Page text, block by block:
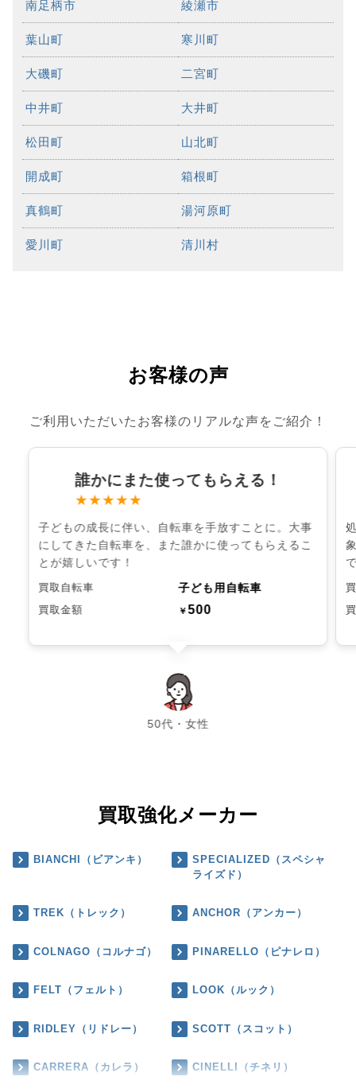
南足柄市 綾瀬市
葉山町 寒川町
大磯町 二宮町
中井町 大井町
松田町 山北町
開成町 箱根町
真鶴町 湯河原町
愛川町 清川村
お客様の声
ご利用いただいたお客様のリアルな声をご紹介！
誰かにまた使ってもらえる！
★★★★★
子どもの成長に伴い、自転車を手放すことに。大事
にしてきた自転車を、また誰かに使ってもらえるこ
とが嬉しいです！
買取自転車 子ども用自転車
買取金額 ￥500
50代・女性
chevron_left chevron_right
買取強化メーカー
BIANCHI（ビアンキ）
SPECIALIZED（スペシャ
ライズド）
TREK（トレック） ANCHOR（アンカー）
COLNAGO（コルナゴ） PINARELLO（ピナレロ）
FELT（フェルト） LOOK（ルック）
RIDLEY（リドレー） SCOTT（スコット）
CARRERA（カレラ） CINELLI（チネリ）